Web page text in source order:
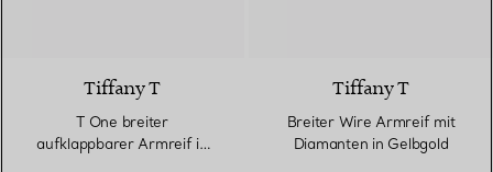
Tiffany T
T One breiter
aufklappbarer Armreif in
Tiffany T
Breiter Wire Armreif mit
Diamanten in Gelbgold